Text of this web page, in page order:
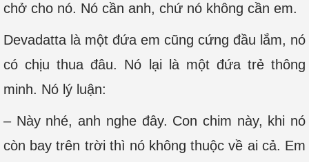
chở cho nó. Nó cần anh, chứ nó không cần em.
Devadatta là một đứa em cũng cứng đầu lắm, nó
có chịu thua đâu. Nó lại là một đứa trẻ thông
minh. Nó lý luận:
– Này nhé, anh nghe đây. Con chim này, khi nó
còn bay trên trời thì nó không thuộc về ai cả. Em